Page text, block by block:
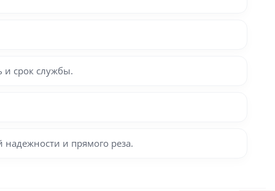
и срок службы.
и прямого реза.